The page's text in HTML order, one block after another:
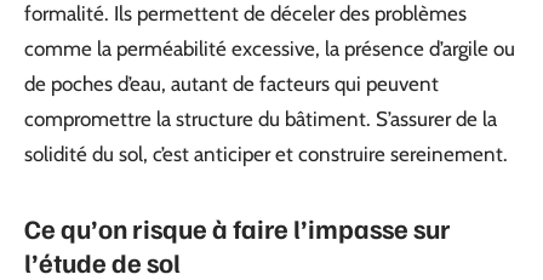
formalité. Ils permettent de déceler des problèmes
comme la perméabilité excessive, la présence d’argile ou
de poches d’eau, autant de facteurs qui peuvent
compromettre la structure du bâtiment. S’assurer de la
solidité du sol, c’est anticiper et construire sereinement.
Ce qu’on risque à faire l’impasse sur
l’étude de sol